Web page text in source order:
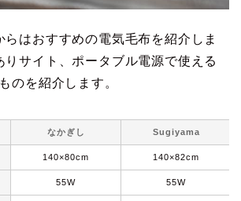
らはおすすめの電気毛布を紹介しま
りサイト、ポータブル電源で使える
のを紹介します。
なかぎし Sugiyama
140×80cm 140×82cm
55W 55W